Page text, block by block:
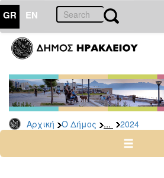
GR EN
Αρχική Ο Δήμος ... 2024
ΔΗΜΟΣ
Δελτία
Τύπου
Αρχείο
2026
2024